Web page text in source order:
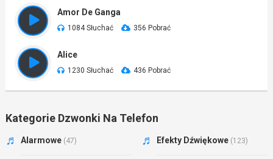
Amor De Ganga
1084 Słuchać 356 Pobrać
Alice
1230 Słuchać 436 Pobrać
Kategorie Dzwonki Na Telefon
Alarmowe (47) Efekty Dźwiękowe (123)